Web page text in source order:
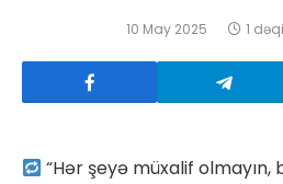
10 May 2025 1
“Hər şeyə müxalif olmayın,